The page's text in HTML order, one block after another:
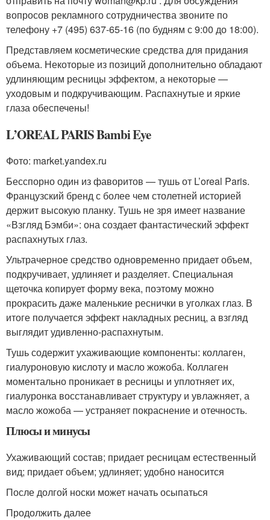
вопросов рекламного сотрудничества звоните по
телефону +7 (495) 637-65-16 (по будням с 9:00 до 18:00).
Представляем косметические средства для придания
объема. Некоторые из позиций дополнительно обладают
удлиняющим ресницы эффектом, а некоторые —
уходовым и подкручивающим. Распахнутые и яркие
глаза обеспечены!
L’OREAL PARIS Bambi Eye
Фото: market.yandex.ru
Бесспорно один из фаворитов — тушь от L’oreal Paris.
Французский бренд с более чем столетней историей
держит высокую планку. Тушь не зря имеет название
«Взгляд Бэмби»: она создает фантастический эффект
распахнутых глаз.
Ультрачерное средство одновременно придает объем,
подкручивает, удлиняет и разделяет. Специальная
щеточка копирует форму века, поэтому можно
прокрасить даже маленькие реснички в уголках глаз. В
итоге получается эффект накладных ресниц, а взгляд
выглядит удивленно-распахнутым.
Тушь содержит ухаживающие компоненты: коллаген,
гиалуроновую кислоту и масло жожоба. Коллаген
моментально проникает в ресницы и уплотняет их,
гиалуронка восстанавливает структуру и увлажняет, а
масло жожоба — устраняет покраснение и отечность.
Плюсы и минусы
Ухаживающий состав; придает ресницам естественный
вид; придает объем; удлиняет; удобно наносится
После долгой носки может начать осыпаться
Продолжить далее